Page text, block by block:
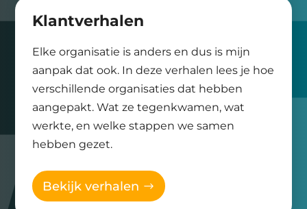
Klantverhalen
Elke organisatie is anders en dus is mijn
aanpak dat ook. In deze verhalen lees je hoe
verschillende organisaties dat hebben
aangepakt. Wat ze tegenkwamen, wat
werkte, en welke stappen we samen
hebben gezet.
Bekijk verhalen